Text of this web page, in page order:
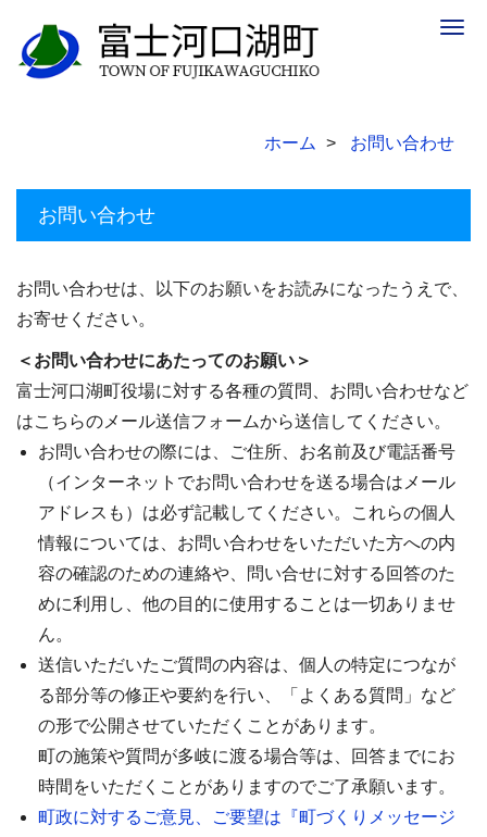
ホーム お問い合わせ
お問い合わせ
お問い合わせは、以下のお願いをお読みになったうえで、
お寄せください。
＜お問い合わせにあたってのお願い＞
富士河口湖町役場に対する各種の質問、お問い合わせなど
はこちらのメール送信フォームから送信してください。
お問い合わせの際には、ご住所、お名前及び電話番号
（インターネットでお問い合わせを送る場合はメール
アドレスも）は必ず記載してください。これらの個人
情報については、お問い合わせをいただいた方への内
容の確認のための連絡や、問い合せに対する回答のた
めに利用し、他の目的に使用することは一切ありませ
ん。
送信いただいたご質問の内容は、個人の特定につなが
る部分等の修正や要約を行い、「よくある質問」など
の形で公開させていただくことがあります。
町の施策や質問が多岐に渡る場合等は、回答までにお
時間をいただくことがありますのでご了承願います。
町政に対するご意見、ご要望は『町づくりメッセージ